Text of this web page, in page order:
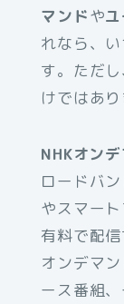
マンドや
れなら、
す。ただ
けではあ
NHKオン
ロードバ
やスマー
有料で配
オンデマ
ース番組